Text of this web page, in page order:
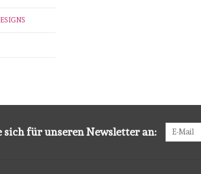
sich für unseren Newsletter an: